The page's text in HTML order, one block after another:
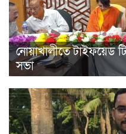
নোয়াখালীতে টাইফয়েড
সভা